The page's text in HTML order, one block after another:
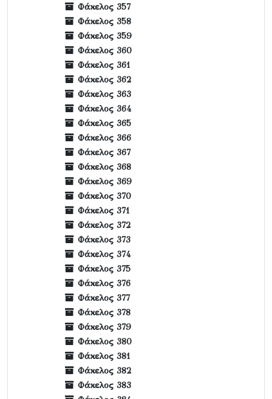
Φάκελος 357
Φάκελος 358
Φάκελος 359
Φάκελος 360
Φάκελος 361
Φάκελος 362
Φάκελος 363
Φάκελος 364
Φάκελος 365
Φάκελος 366
Φάκελος 367
Φάκελος 368
Φάκελος 369
Φάκελος 370
Φάκελος 371
Φάκελος 372
Φάκελος 373
Φάκελος 374
Φάκελος 375
Φάκελος 376
Φάκελος 377
Φάκελος 378
Φάκελος 379
Φάκελος 380
Φάκελος 381
Φάκελος 382
Φάκελος 383